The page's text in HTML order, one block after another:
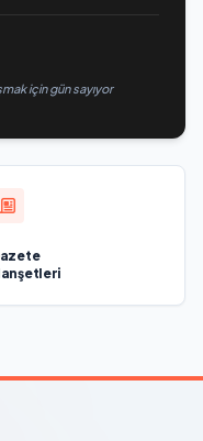
için gün sayıyor